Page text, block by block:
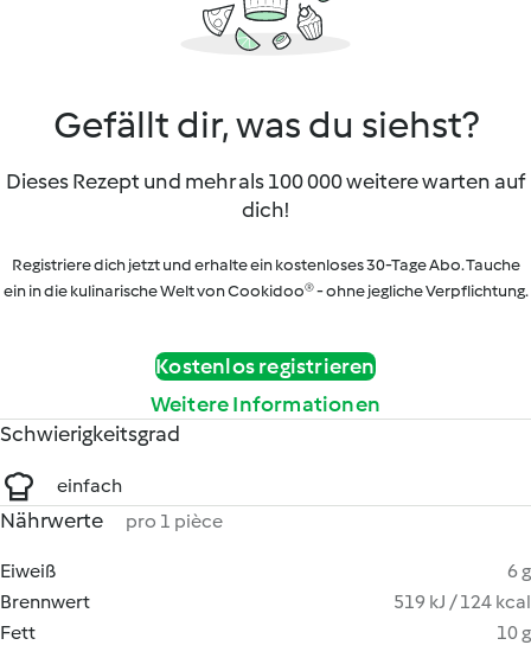
Gefällt dir, was du siehst?
Dieses Rezept und mehr als 100 000 weitere warten auf
dich!
Registriere dich jetzt und erhalte ein kostenloses 30-Tage Abo. Tauche
ein in die kulinarische Welt von Cookidoo® - ohne jegliche Verpflichtung.
Kostenlos registrieren
Weitere Informationen
Schwierigkeitsgrad
einfach
Nährwerte pro 1 pièce
Eiweiß
6 g
Brennwert
519 kJ / 124 kcal
Fett
10 g